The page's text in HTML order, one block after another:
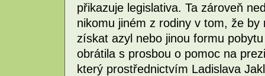
přikazuje legislativa. Ta zároveň
nikomu jiném z rodiny v tom, že
získat azyl nebo jinou formu
obrátila s prosbou o pomoc na
který prostřednictvím Ladislava